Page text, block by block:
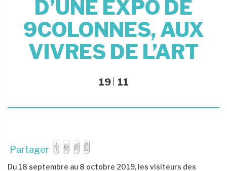
D’UNE EXPO DE
9COLONNES, AUX
VIVRES DE L’ART
19 11
Partager
Du 18 septembre au 8 octobre 2019, les visiteurs des